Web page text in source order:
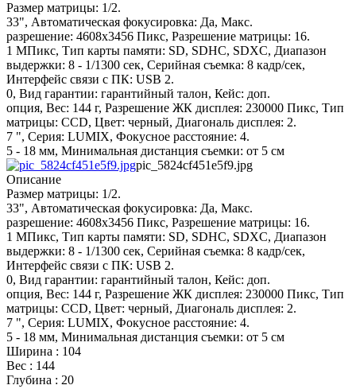
Размер матрицы: 1/2.
33", Автоматическая фокусировка: Да, Макс.
разрешение: 4608х3456 Пикс, Разрешение матрицы: 16.
1 МПикс, Тип карты памяти: SD, SDHC, SDXC, Диапазон
выдержки: 8 - 1/1300 сек, Серийная съемка: 8 кадр/сек,
Интерфейс связи с ПК: USB 2.
0, Вид гарантии: гарантийный талон, Кейс: доп.
опция, Вес: 144 г, Разрешение ЖК дисплея: 230000 Пикс, Тип
матрицы: CCD, Цвет: черный, Диагональ дисплея: 2.
7 ", Серия: LUMIX, Фокусное расстояние: 4.
5 - 18 мм, Минимальная дистанция съемки: от 5 см
pic_5824cf451e5f9.jpg
Описание
Размер матрицы: 1/2.
33", Автоматическая фокусировка: Да, Макс.
разрешение: 4608х3456 Пикс, Разрешение матрицы: 16.
1 МПикс, Тип карты памяти: SD, SDHC, SDXC, Диапазон
выдержки: 8 - 1/1300 сек, Серийная съемка: 8 кадр/сек,
Интерфейс связи с ПК: USB 2.
0, Вид гарантии: гарантийный талон, Кейс: доп.
опция, Вес: 144 г, Разрешение ЖК дисплея: 230000 Пикс, Тип
матрицы: CCD, Цвет: черный, Диагональ дисплея: 2.
7 ", Серия: LUMIX, Фокусное расстояние: 4.
5 - 18 мм, Минимальная дистанция съемки: от 5 см
Ширина : 104
Вес : 144
Глубина : 20